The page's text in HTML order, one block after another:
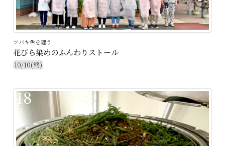
ツバキ色を纏う
花びら染めのふんわりストール
10/10(終)
18